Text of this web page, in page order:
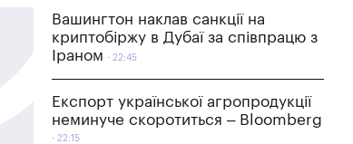
Вашингтон наклав санкції на
криптобіржу в Дубаї за співпрацю з
Іраном
22:45
Експорт української агропродукції
неминуче скоротиться – Bloomberg
22:15